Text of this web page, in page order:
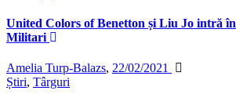
United Colors of Benetton și Liu Jo intră
Militari
Amelia Turp-Balazs, 22/02/2021
Știri, Târguri